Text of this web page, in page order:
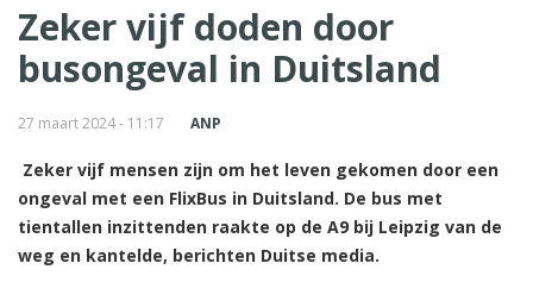
Zeker vijf doden door
busongeval in Duitsland
27 maart 2024 - 11:17 ANP
Zeker vijf mensen zijn om het leven gekomen door een
ongeval met een FlixBus in Duitsland. De bus met
tientallen inzittenden raakte op de A9 bij Leipzig van de
weg en kantelde, berichten Duitse media.